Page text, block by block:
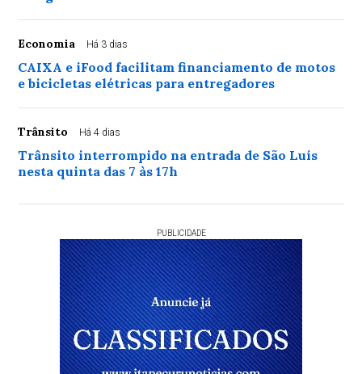
Economia Há 3 dias
CAIXA e iFood facilitam financiamento de motos
e bicicletas elétricas para entregadores
Trânsito Há 4 dias
Trânsito interrompido na entrada de São Luís
nesta quinta das 7 às 17h
PUBLICIDADE